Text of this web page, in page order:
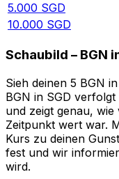
5.000 SGD
10.000 SGD
Schaubild – BGN
Sieh deinen 5 BGN
BGN in SGD
und zeigt genau, wie
Zeitpunkt wert war.
Kurs zu deinen
fest und wir
wird.